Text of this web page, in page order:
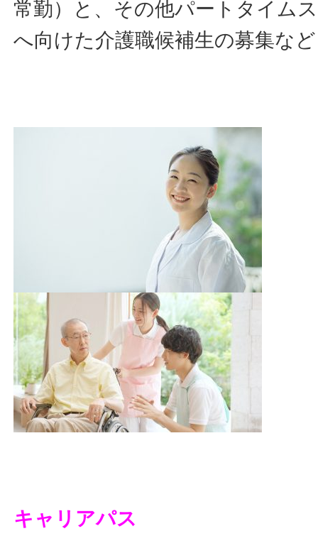
常勤）と、その他パートタイム
へ向けた介護職候補生の募集な
キャリアパス